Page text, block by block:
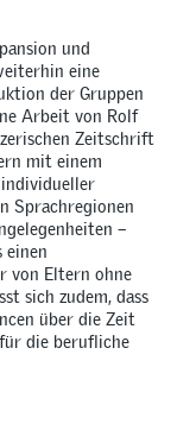
und
eine
der Gruppen
Arbeit von Rolf
Zeitschrift
mit einem
Sprachregionen
–
einen
von Eltern ohne
sich zudem, dass
über die Zeit
die berufliche